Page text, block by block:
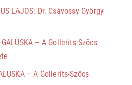
LAJOS: Dr. Csávossy György
GALUSKA – A Gollerits-Szőcs
– A Gollerits-Szőcs